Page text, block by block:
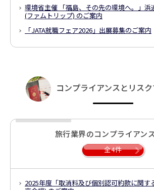
環境省主催 「福島、その先の環境へ。」 浜
(ファムトリップ) のご案内
「JATA就職フェア2026」出展募集のご案内
コンプライアンスとリス
旅行業界のコンプライアン
全4件
2025年度「取消料及び個別認可約款に関す